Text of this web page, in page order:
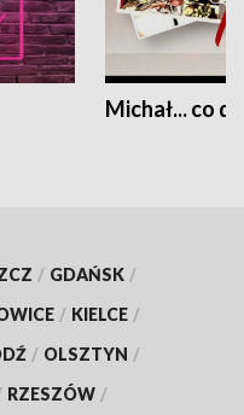
Michał... co
/ GDAŃSK /
/ KIELCE /
/ OLSZTYN /
RZESZÓW /